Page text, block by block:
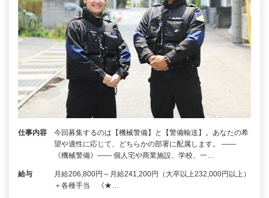
仕事内容
今回募集するのは【機械警備】と【警備輸送】。あなたの希
望や適性に応じて、どちらかの部署に配属します。 ――
《機械警備》―― 個人宅や商業施設、学校、一…
給与
月給206,800円～月給241,200円（大卒以上232,000円以上）
＋各種手当 《★…